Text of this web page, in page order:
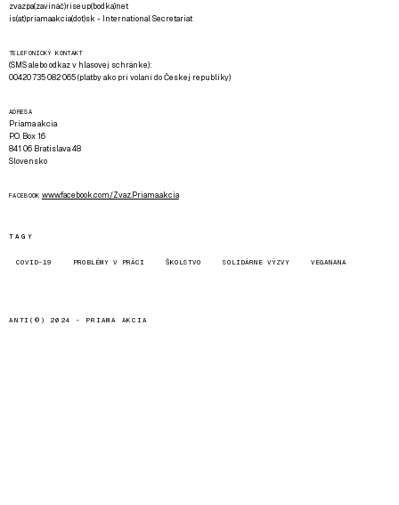
zvazpa(zavináč)riseup(bodka)net
is(at)priamaakcia(dot)sk - International Secretariat
TELEFONICKÝ KONTAKT
(SMS alebo odkaz v hlasovej schránke):
00420 735 082 065 (platby ako pri volaní do Českej republiky)
ADRESA
Priama akcia
P.O. Box 16
841 06 Bratislava 48
Slovensko
FACEBOOK www.facebook.com/Zvaz.Priama.akcia
TAGY
COVID-19 PROBLÉMY V PRÁCI ŠKOLSTVO SOLIDÁRNE VÝZVY VEGANANA
ANTI(©) 2024 - PRIAMA AKCIA